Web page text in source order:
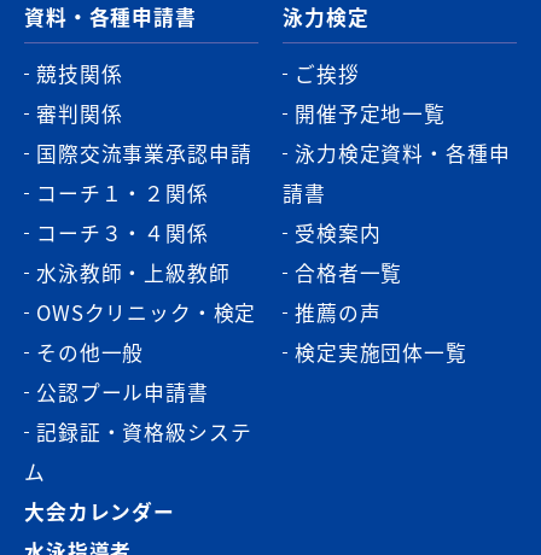
資料・各種申請書
競技関係
審判関係
国際交流事業承認申請
コーチ１・２関係
コーチ３・４関係
水泳教師・上級教師
OWSクリニック・検定
その他一般
公認プール申請書
記録証・資格級システ
ム
泳力検定
ご挨拶
開催予定地一覧
泳力検定資料・各種申
請書
受検案内
合格者一覧
推薦の声
検定実施団体一覧
大会カレンダー